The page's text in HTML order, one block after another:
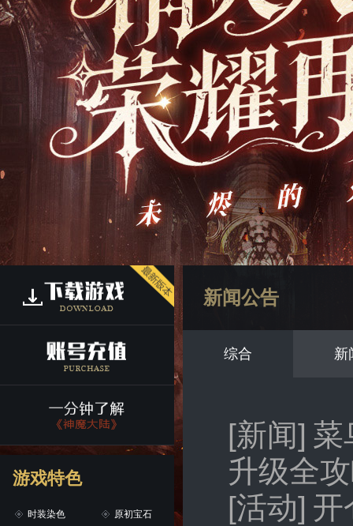
游戏特色
时装染色 原初宝石
新闻公告
综合 新
[新闻] 菜
升级全
[活动] 开